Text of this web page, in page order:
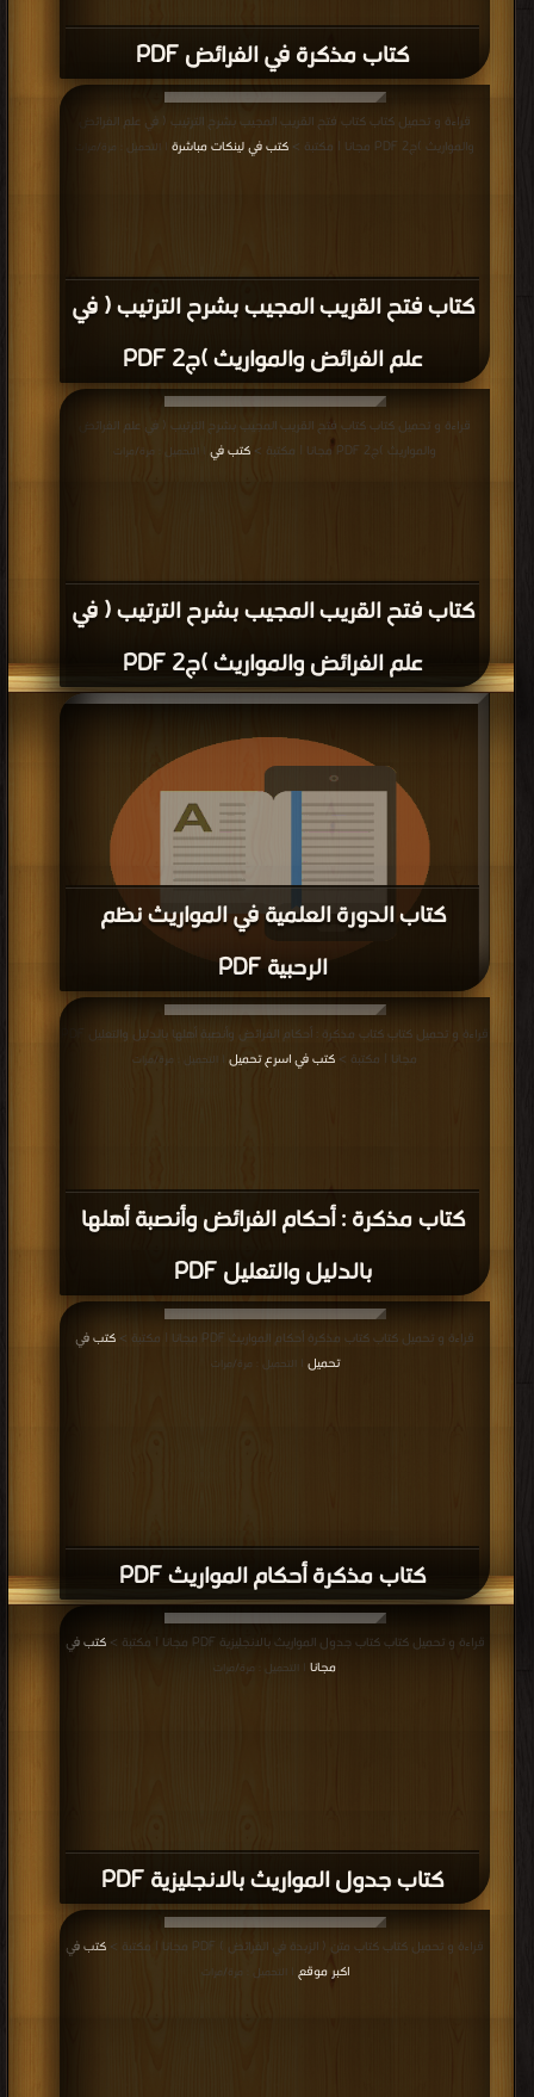
كتاب مذكرة في الفرائض PDF
كتاب فتح القريب المجيب بشرح الترتيب ( في
علم الفرائض والمواريث )ج2 PDF
قراءة و تحميل كتاب كتاب فتح القريب المجيب بشرح الترتيب ( في علم الفرائض
والمواريث )ج2 PDF مجانا | مكتبة >
كتب في لينكات مباشرة | التحميل : مرة/مرات
كتاب فتح القريب المجيب بشرح الترتيب ( في
علم الفرائض والمواريث )ج2 PDF
قراءة و تحميل كتاب كتاب فتح القريب المجيب بشرح الترتيب ( في علم الفرائض
والمواريث )ج2 PDF مجانا | مكتبة >
كتب في | التحميل : مرة/مرات
كتاب الدورة العلمية في المواريث نظم
الرحبية PDF
قراءة و تحميل كتاب كتاب الدورة العلمية في المواريث نظم الرحبية PDF مجانا | مكتبة
>كتب في Free Download | التحميل : مرة/مرات
كتاب مذكرة : أحكام الفرائض وأنصبة أهلها
بالدليل والتعليل PDF
مجانا | مكتبة > كتب في اسرع تحميل | التحميل : مرة/مرات
كتاب مذكرة أحكام المواريث PDF
قراءة و تحميل كتاب كتاب مذكرة أحكام المواريث PDF مجانا | مكتبة >
كتب في
تحميل
| التحميل : مرة/مرات
كتاب جدول المواريث بالانجليزية PDF
قراءة و تحميل كتاب كتاب جدول المواريث بالانجليزية PDF مجانا | مكتبة >
كتب في
مجانا | التحميل : مرة/مرات
قراءة و تحميل كتاب كتاب متن ( الزبدة في الفرائض ) PDF مجانا | مكتبة >
كتب في
اكبر موقع
| التحميل : مرة/مرات